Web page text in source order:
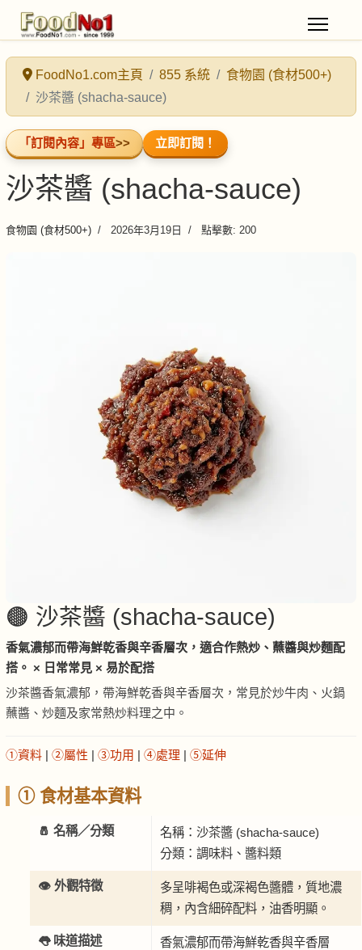
FoodNo1.com主頁 855 系統
食物園 (食材500+)
沙茶醬 (shacha-sauce)
「訂閱內容」專區>> 立即訂閱！
沙茶醬 (shacha-sauce)
食物園 (食材500+) 2026年3月19日 點擊數: 200
🟤 沙茶醬 (shacha-sauce)
香氣濃郁而帶海鮮乾香與辛香層次，適合作熱炒、蘸醬與炒麵配
搭。 × 日常常見 × 易於配搭
沙茶醬香氣濃郁，帶海鮮乾香與辛香層次，常見於炒牛肉、火鍋
蘸醬、炒麵及家常熱炒料理之中。
①資料 | ②屬性 | ③功用 | ④處理 | ⑤延伸
① 食材基本資料
🧂 名稱／分類
名稱：沙茶醬 (shacha-sauce)
分類：調味料、醬料類
👁️ 外觀特徵
多呈啡褐色或深褐色醬體，質地濃
稠，內含細碎配料，油香明顯。
👅 味道描述
香氣濃郁而帶海鮮乾香與辛香層